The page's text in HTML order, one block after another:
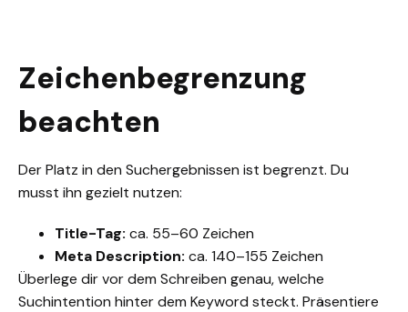
Zeichenbegrenzung
beachten
Der Platz in den Suchergebnissen ist begrenzt. Du
musst ihn gezielt nutzen:
Title-Tag: ca. 55–60 Zeichen
Meta Description: ca. 140–155 Zeichen
Überlege dir vor dem Schreiben genau, welche
Suchintention hinter dem Keyword steckt. Präsentiere